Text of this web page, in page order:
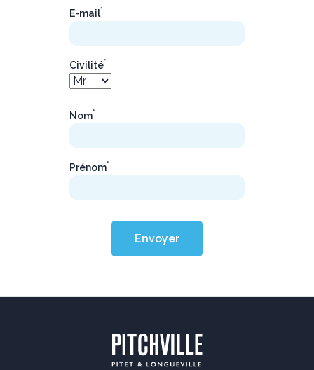
E-mail*
Civilité*
Nom*
Prénom*
Envoyer